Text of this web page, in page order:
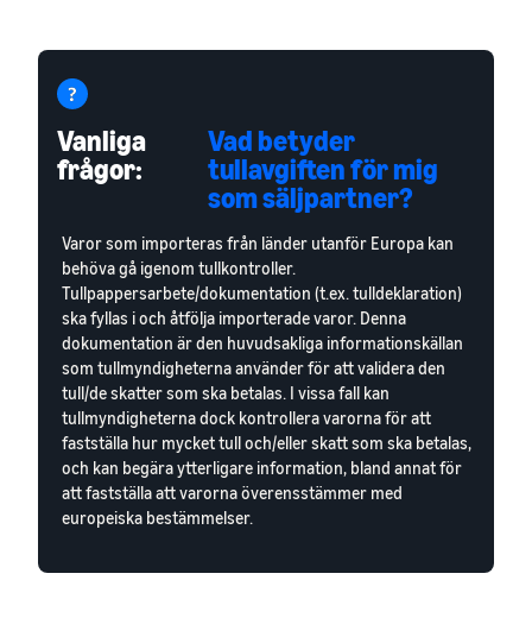
Vanliga
frågor:
Vad betyder
tullavgiften för mig
som säljpartner?
Varor som importeras från länder utanför Europa kan
behöva gå igenom tullkontroller.
Tullpappersarbete/dokumentation (t.ex. tulldeklaration)
ska fyllas i och åtfölja importerade varor. Denna
dokumentation är den huvudsakliga informationskällan
som tullmyndigheterna använder för att validera den
tull/de skatter som ska betalas. I vissa fall kan
tullmyndigheterna dock kontrollera varorna för att
fastställa hur mycket tull och/eller skatt som ska betalas,
och kan begära ytterligare information, bland annat för
att fastställa att varorna överensstämmer med
europeiska bestämmelser.